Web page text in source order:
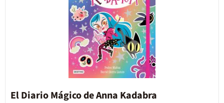
El Diario Mágico de Anna Kadabra